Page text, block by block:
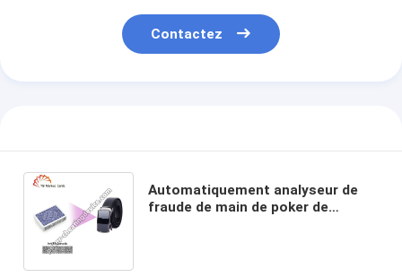
Contactez
Automatiquement analyseur de
fraude de main de poker de